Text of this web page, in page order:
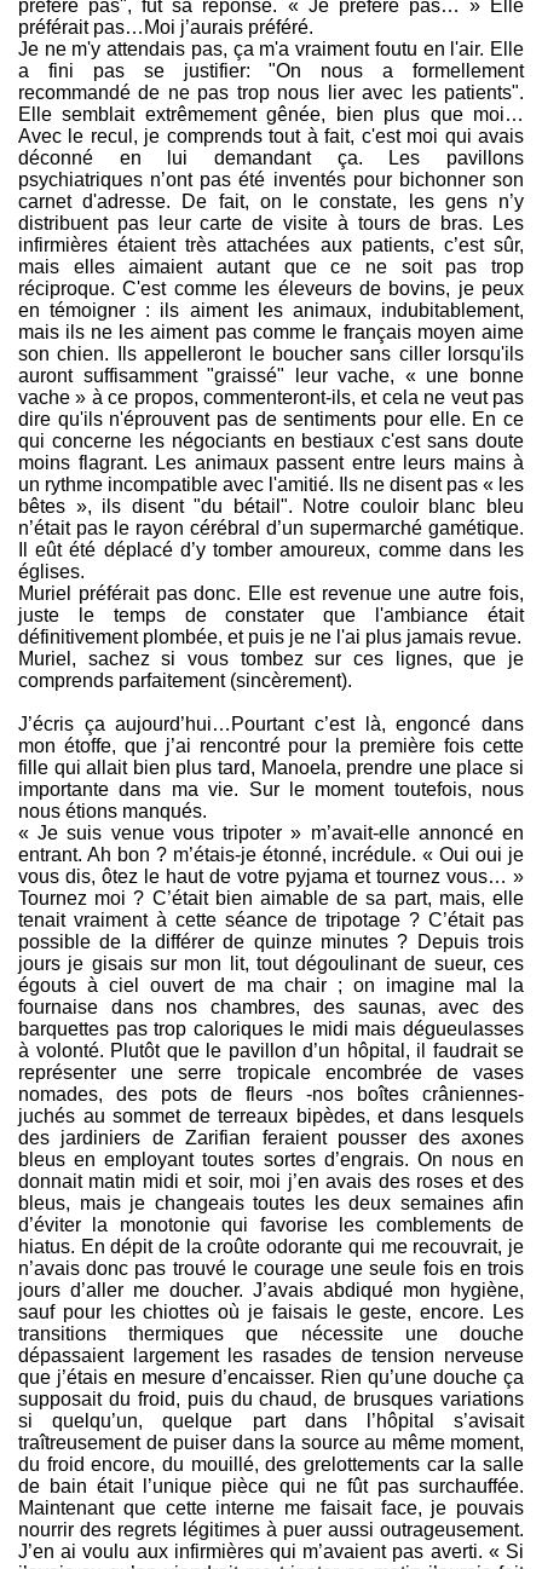
préfère pas", fut sa réponse. « Je préfère pas… » Elle
préférait pas…Moi j’aurais préféré.
Je ne m'y attendais pas, ça m'a vraiment foutu en l'air. Elle
a fini pas se justifier: "On nous a formellement
recommandé de ne pas trop nous lier avec les patients".
Elle semblait extrêmement gênée, bien plus que moi…
Avec le recul, je comprends tout à fait, c'est moi qui avais
déconné en lui demandant ça. Les pavillons
psychiatriques n’ont pas été inventés pour bichonner son
carnet d'adresse. De fait, on le constate, les gens n’y
distribuent pas leur carte de visite à tours de bras. Les
infirmières étaient très attachées aux patients, c’est sûr,
mais elles aimaient autant que ce ne soit pas trop
réciproque. C'est comme les éleveurs de bovins, je peux
en témoigner : ils aiment les animaux, indubitablement,
mais ils ne les aiment pas comme le français moyen aime
son chien. Ils appelleront le boucher sans ciller lorsqu'ils
auront suffisamment "graissé" leur vache, « une bonne
vache » à ce propos, commenteront-ils, et cela ne veut pas
dire qu'ils n'éprouvent pas de sentiments pour elle. En ce
qui concerne les négociants en bestiaux c'est sans doute
moins flagrant. Les animaux passent entre leurs mains à
un rythme incompatible avec l'amitié. Ils ne disent pas « les
bêtes », ils disent "du bétail". Notre couloir blanc bleu
n’était pas le rayon cérébral d’un supermarché gamétique.
Il eût été déplacé d’y tomber amoureux, comme dans les
églises.
Muriel préférait pas donc. Elle est revenue une autre fois,
juste le temps de constater que l'ambiance était
définitivement plombée, et puis je ne l'ai plus jamais revue.
Muriel, sachez si vous tombez sur ces lignes, que je
comprends parfaitement (sincèrement).
J’écris ça aujourd’hui…Pourtant c’est là, engoncé dans
mon étoffe, que j’ai rencontré pour la première fois cette
fille qui allait bien plus tard, Manoela, prendre une place si
importante dans ma vie. Sur le moment toutefois, nous
nous étions manqués.
« Je suis venue vous tripoter » m’avait-elle annoncé en
entrant. Ah bon ? m’étais-je étonné, incrédule. « Oui oui je
vous dis, ôtez le haut de votre pyjama et tournez vous… »
Tournez moi ? C’était bien aimable de sa part, mais, elle
tenait vraiment à cette séance de tripotage ? C’était pas
possible de la différer de quinze minutes ? Depuis trois
jours je gisais sur mon lit, tout dégoulinant de sueur, ces
égouts à ciel ouvert de ma chair ; on imagine mal la
fournaise dans nos chambres, des saunas, avec des
barquettes pas trop caloriques le midi mais dégueulasses
à volonté. Plutôt que le pavillon d’un hôpital, il faudrait se
représenter une serre tropicale encombrée de vases
nomades, des pots de fleurs -nos boîtes crâniennes-
juchés au sommet de terreaux bipèdes, et dans lesquels
des jardiniers de Zarifian feraient pousser des axones
bleus en employant toutes sortes d’engrais. On nous en
donnait matin midi et soir, moi j’en avais des roses et des
bleus, mais je changeais toutes les deux semaines afin
d’éviter la monotonie qui favorise les comblements de
hiatus. En dépit de la croûte odorante qui me recouvrait, je
n’avais donc pas trouvé le courage une seule fois en trois
jours d’aller me doucher. J’avais abdiqué mon hygiène,
sauf pour les chiottes où je faisais le geste, encore. Les
transitions thermiques que nécessite une douche
dépassaient largement les rasades de tension nerveuse
que j’étais en mesure d’encaisser. Rien qu’une douche ça
supposait du froid, puis du chaud, de brusques variations
si quelqu’un, quelque part dans l’hôpital s’avisait
traîtreusement de puiser dans la source au même moment,
du froid encore, du mouillé, des grelottements car la salle
de bain était l’unique pièce qui ne fût pas surchauffée.
Maintenant que cette interne me faisait face, je pouvais
nourrir des regrets légitimes à puer aussi outrageusement.
J’en ai voulu aux infirmières qui m’avaient pas averti. « Si